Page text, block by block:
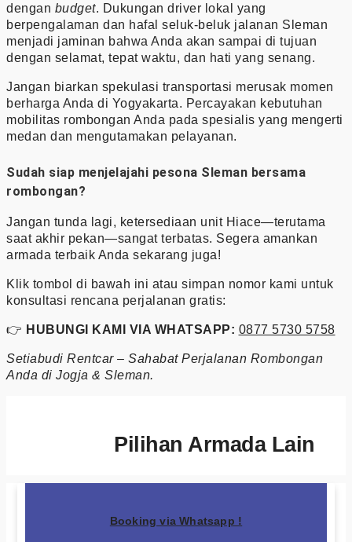
dengan budget. Dukungan driver lokal yang
berpengalaman dan hafal seluk-beluk jalanan Sleman
menjadi jaminan bahwa Anda akan sampai di tujuan
dengan selamat, tepat waktu, dan hati yang senang.
Jangan biarkan spekulasi transportasi merusak momen
berharga Anda di Yogyakarta. Percayakan kebutuhan
mobilitas rombongan Anda pada spesialis yang mengerti
medan dan mengutamakan pelayanan.
Sudah siap menjelajahi pesona Sleman bersama
rombongan?
Jangan tunda lagi, ketersediaan unit Hiace—terutama
saat akhir pekan—sangat terbatas. Segera amankan
armada terbaik Anda sekarang juga!
Klik tombol di bawah ini atau simpan nomor kami untuk
konsultasi rencana perjalanan gratis:
👉 HUBUNGI KAMI VIA WHATSAPP: 0877 5730 5758
Setiabudi Rentcar – Sahabat Perjalanan Rombongan
Anda di Jogja & Sleman.
Pilihan Armada Lain
Booking via Whatsapp !